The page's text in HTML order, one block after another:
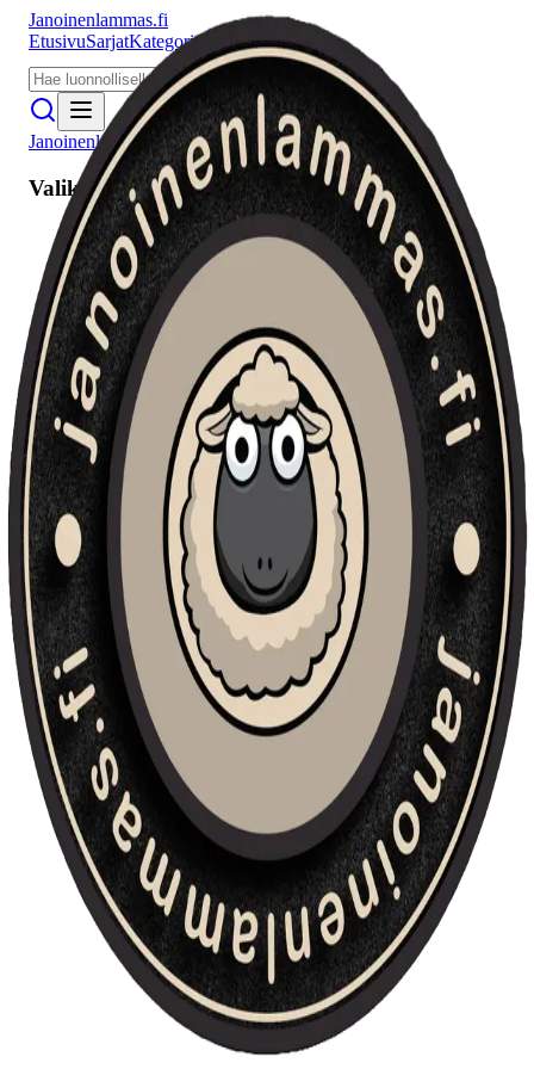
Janoinenlammas.fi
EtusivuSarjatKategoriat PuhujatMeistä
Janoinenlammas.fi
Valikko
Etusivu
Sarjat
Kategoriat
Puhujat
Haku
Tietosuojaseloste
Seuraa meitä
Facebook Instagram
YouTube
© 2026 Janoinenlammas.fi. Kaikki oikeudet pidätetään.